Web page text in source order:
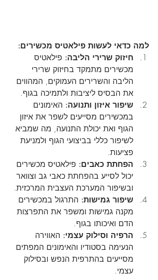
למה כדאי לעשות פילאטיס מכשירים:
חיזוק שרירי הליבה: פילאטיס
מכשירים מתמקד בחיזוק שרירי
הליבה והשרירים העמוקים, המהווים
את הבסיס ליציבות ולתמיכה בגוף.
שיפור איזון ותנועה: האימונים
במכשירים מסייעים לשפר את איזון
הגוף ואת יכולת התנועה, מה שמביא
לשיפור כללי בביצועי הגוף ולמניעת
פציעות.
הפחתת כאבים: פילאטיס מכשירים
יכול לסייע בהפחתת כאבי גב וצוואר
ובשיפור המערכת העצבית המרכזית.
שיפור גמישות: התרגול במכשירים
מקנה גמישות ומשפר את התפרצות
הדם ואיכותו בגוף.
הרפיה וסילוק עצמי: האווירה
הנעימה בסטודיו והאימונים המפתים
מסייעים בהתרפית הנפש ובסילוק
עצמי.